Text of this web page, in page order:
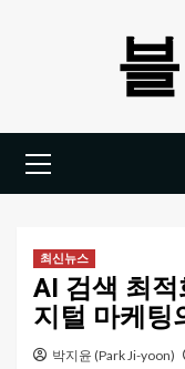
Menu
최신뉴스
AI 검색 최
지털 마케팅
박지윤 (Park Ji-yoon)